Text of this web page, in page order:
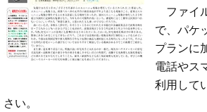
ファイ
で、パケ
プランに
電話やス
利用して
さい。